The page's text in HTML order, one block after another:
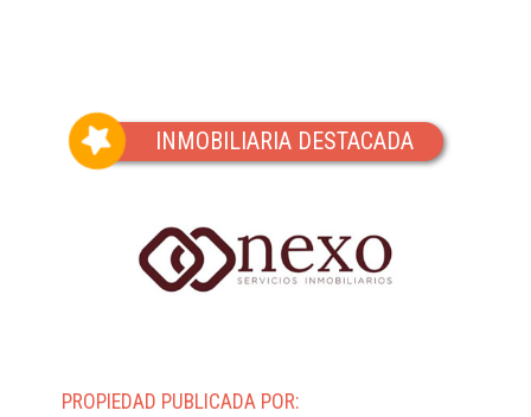
INMOBILIARIA DESTACADA
PROPIEDAD PUBLICADA POR: